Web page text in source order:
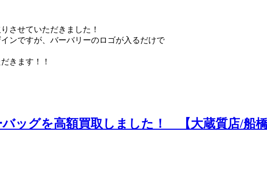
させていただきました！
ンですが、バーバリーのロゴが入るだけで
きます！！
ッグを高額買取しました！ 【大蔵質店/船